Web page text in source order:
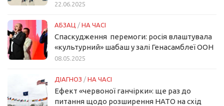
22.06.2025
АБЗАЦ / НА ЧАСІ
Спаскудження перемоги: росія влаштувала
«культурний» шабаш у залі Генасамблеї ООН
08.05.2025
ДІАГНОЗ / НА ЧАСІ
Ефект «червоної ганчірки»: ще раз до
питання щодо розширення НАТО на схід